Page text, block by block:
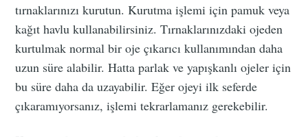
tırnaklarınızı kurutun. Kurutma işlemi için pamuk veya
kağıt havlu kullanabilirsiniz. Tırnaklarınızdaki ojeden
kurtulmak normal bir oje çıkarıcı kullanımından daha
uzun süre alabilir. Hatta parlak ve yapışkanlı ojeler için
bu süre daha da uzayabilir. Eğer ojeyi ilk seferde
çıkaramıyorsanız, işlemi tekrarlamanız gerekebilir.